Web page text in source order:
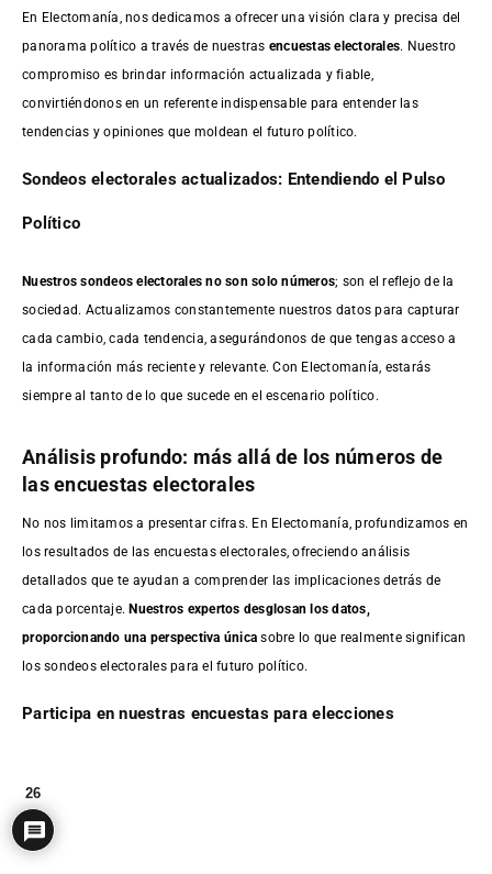
En Electomanía, nos dedicamos a ofrecer una visión clara y precisa del
panorama político a través de nuestras encuestas electorales. Nuestro
compromiso es brindar información actualizada y fiable,
convirtiéndonos en un referente indispensable para entender las
tendencias y opiniones que moldean el futuro político.
Sondeos electorales actualizados: Entendiendo el Pulso
Político
Nuestros sondeos electorales no son solo números; son el reflejo de la
sociedad. Actualizamos constantemente nuestros datos para capturar
cada cambio, cada tendencia, asegurándonos de que tengas acceso a
la información más reciente y relevante. Con Electomanía, estarás
siempre al tanto de lo que sucede en el escenario político.
Análisis profundo: más allá de los números de
las encuestas electorales
No nos limitamos a presentar cifras. En Electomanía, profundizamos en
los resultados de las encuestas electorales, ofreciendo análisis
detallados que te ayudan a comprender las implicaciones detrás de
cada porcentaje. Nuestros expertos desglosan los datos,
proporcionando una perspectiva única sobre lo que realmente significan
los sondeos electorales para el futuro político.
Participa en nuestras encuestas para elecciones
26